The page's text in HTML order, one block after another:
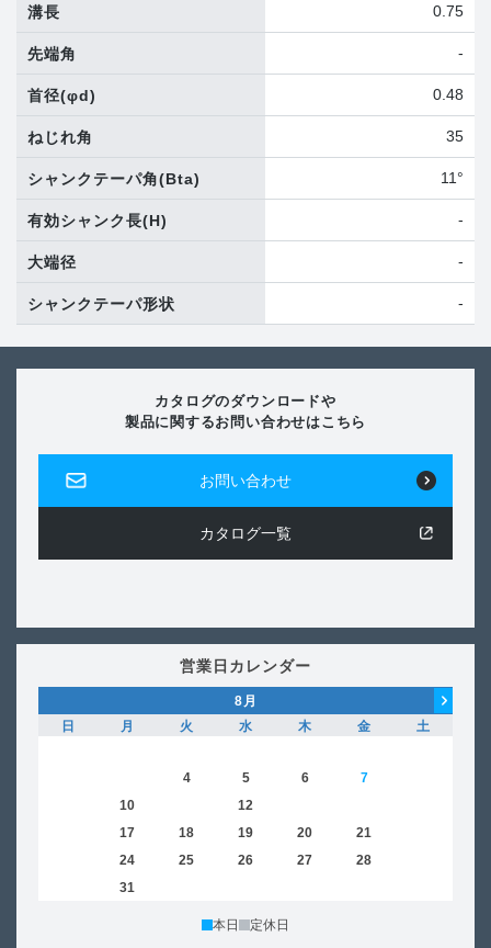
溝長 0.75
先端角 -
首径(φd) 0.48
ねじれ角 35
シャンクテーパ角(Bta) 11°
有効シャンク長(H) -
大端径 -
シャンクテーパ形状 -
カタログのダウンロードや
製品に関するお問い合わせはこちら
お問い合わせ
カタログ一覧
営業日カレンダー
8 月
日
月 火 水 木 金
土
4 5 6 7
10 12
17 18 19 20 21
24 25 26 27 28
31
本日 定休日